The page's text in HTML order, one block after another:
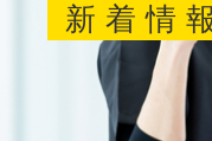
新着情報